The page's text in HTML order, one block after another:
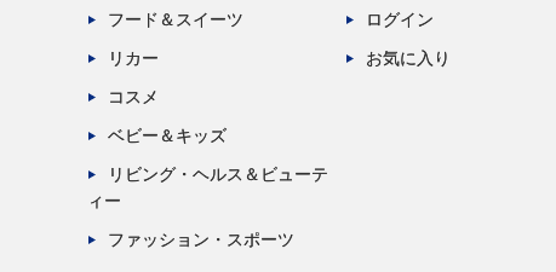
フード＆スイーツ
リカー
コスメ
ベビー＆キッズ
リビング・ヘルス＆ビューテ
ィー
ファッション・スポーツ
ログイン
お気に入り